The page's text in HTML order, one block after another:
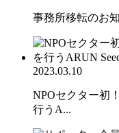
事務所移転のお
2023.03.10
NPOセクター初
行うA...